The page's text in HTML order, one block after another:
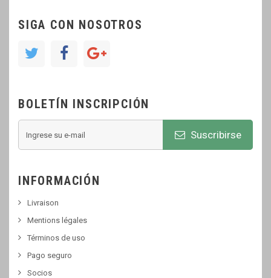
SIGA CON NOSOTROS
BOLETÍN INSCRIPCIÓN
Suscribirse
INFORMACIÓN
Livraison
Mentions légales
Términos de uso
Pago seguro
Socios